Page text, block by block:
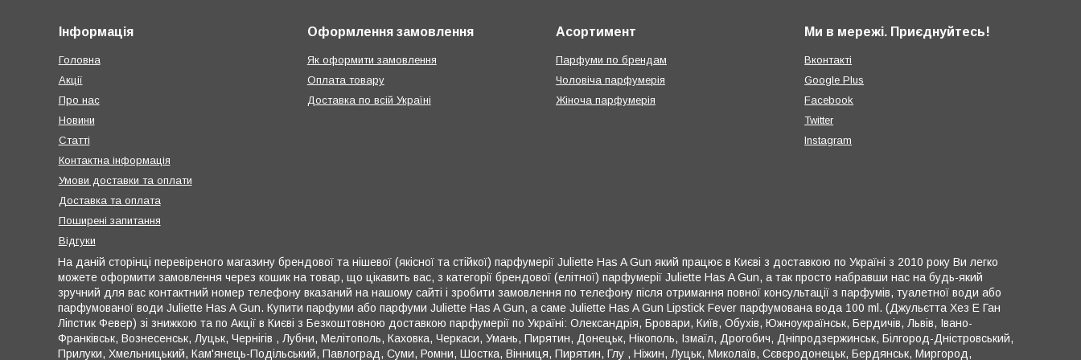
Інформація
Головна
Акції
Про нас
Новини
Статті
Контактна інформація
Умови доставки та оплати
Доставка та оплата
Поширені запитання
Відгуки
Оформлення замовлення
Як оформити замовлення
Оплата товару
Доставка по всій Україні
Асортимент
Парфуми по брендам
Чоловіча парфумерія
Жіноча парфумерія
Ми в мережі. Приєднуйтесь!
Вконтакті
Google Plus
Facebook
Twitter
Instagram
На даній сторінці перевіреного магазину брендової та нішевої (якісної та стійкої) парфумерії Juliette Has A Gun який працює в Києві з доставкою по Україні з 2010 року Ви легко
можете оформити замовлення через кошик на товар, що цікавить вас, з категорії брендової (елітної) парфумерії Juliette Has A Gun, а так просто набравши нас на будь-який
зручний для вас контактний номер телефону вказаний на нашому сайті і зробити замовлення по телефону після отримання повної консультації з парфумів, туалетної води або
парфумованої води Juliette Has A Gun. Купити парфуми або парфуми Juliette Has A Gun, а саме Juliette Has A Gun Lipstick Fever парфумована вода 100 ml. (Джульєтта Хез Е Ган
Ліпстик Февер) зі знижкою та по Акції в Києві з Безкоштовною доставкою парфумерії по Україні: Олександрія, Бровари, Київ, Обухів, Южноукраїнськ, Бердичів, Львів, Івано-
Франківськ, Вознесенськ, Луцьк, Чернігів , Лубни, Мелітополь, Каховка, Черкаси, Умань, Пирятин, Донецьк, Нікополь, Ізмаїл, Дрогобич, Дніпродзержинськ, Білгород-Дністровський,
Прилуки, Хмельницький, Кам'янець-Подільський, Павлоград, Суми, Ромни, Шостка, Вінниця, Пирятин, Глу , Ніжин, Луцьк, Миколаїв, Сєвєродонецьк, Бердянськ, Миргород,